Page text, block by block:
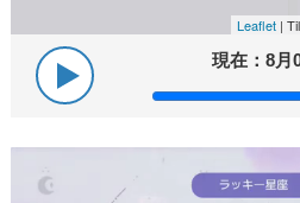
Leaflet |
現在：8月